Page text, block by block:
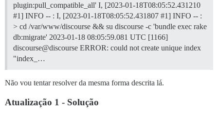
plugin:pull_compatible_all' I, [2023-01-18T08:05:52.431210
#1] INFO -- : I, [2023-01-18T08:05:52.431807 #1] INFO -- :
> cd /var/www/discourse && su discourse -c 'bundle exec rake
db:migrate' 2023-01-18 08:05:59.081 UTC [1166]
discourse@discourse ERROR: could not create unique index
"index_…
Não vou tentar resolver da mesma forma descrita lá.
Atualização 1 - Solução